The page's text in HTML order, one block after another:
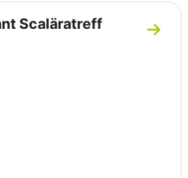
Scaläratreff
Zum